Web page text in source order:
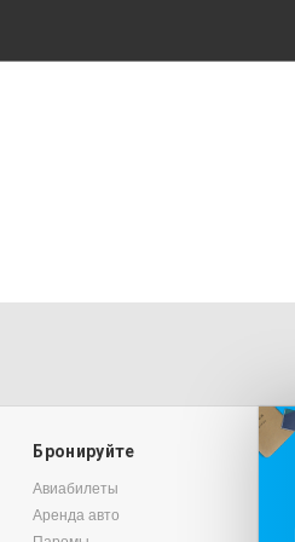
Бронируйте
Авиабилеты
Аренда авто